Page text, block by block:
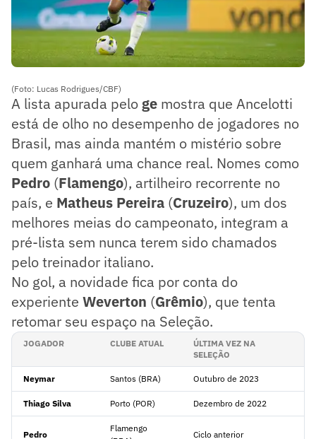
(Foto: Lucas Rodrigues/CBF)
A lista apurada pelo ge mostra que Ancelotti
está de olho no desempenho de jogadores no
Brasil, mas ainda mantém o mistério sobre
quem ganhará uma chance real. Nomes como
Pedro (Flamengo), artilheiro recorrente no
país, e Matheus Pereira (Cruzeiro), um dos
melhores meias do campeonato, integram a
pré-lista sem nunca terem sido chamados
pelo treinador italiano.
No gol, a novidade fica por conta do
experiente Weverton (Grêmio), que tenta
retomar seu espaço na Seleção.
JOGADOR CLUBE ATUAL
ÚLTIMA VEZ NA
SELEÇÃO
Neymar Santos (BRA) Outubro de 2023
Thiago Silva Porto (POR) Dezembro de 2022
Pedro
Flamengo
Ciclo anterior